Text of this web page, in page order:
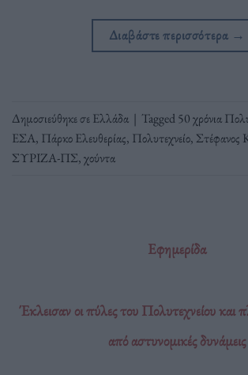
Διαβάστε περισσότερα →
Δημοσιεύθηκε σεΕλλάδα | Tagged50 χρόνια
ΕΣΑ, Πάρκο Ελευθερίας, Πολυτεχνείο, Στέφανος
ΣΥΡΙΖΑ-ΠΣ,χούντα
Εφημερίδα
Έκλεισαν οι πύλες του Πολυτεχνείου και
από αστυνομικές δυνάμεις